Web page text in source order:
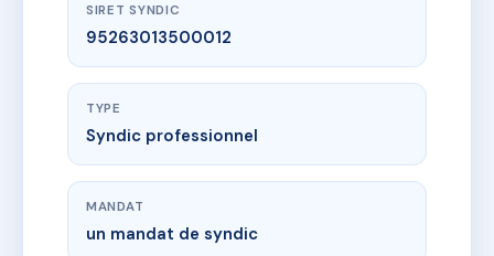
SIRET SYNDIC
95263013500012
TYPE
Syndic professionnel
MANDAT
un mandat de syndic